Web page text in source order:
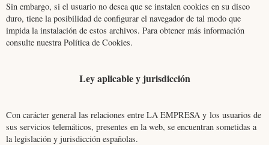
Sin embargo, si el usuario no desea que se instalen cookies en su disco
duro, tiene la posibilidad de configurar el navegador de tal modo que
impida la instalación de estos archivos. Para obtener más información
consulte nuestra Política de Cookies.
Ley aplicable y jurisdicción
Con carácter general las relaciones entre LA EMPRESA y los usuarios de
sus servicios telemáticos, presentes en la web, se encuentran sometidas a
la legislación y jurisdicción españolas.